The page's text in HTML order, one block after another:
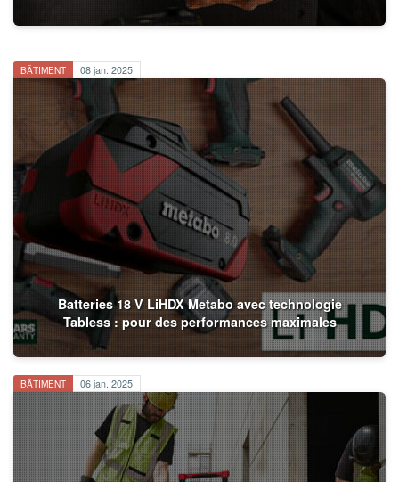
BÂTIMENT 08 jan. 2025
Batteries 18 V LiHDX Metabo avec technologie
Tabless : pour des performances maximales
BÂTIMENT 06 jan. 2025